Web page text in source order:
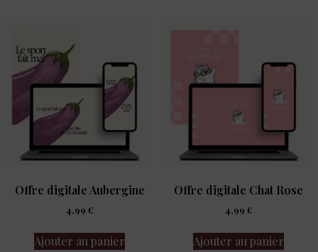
Offre digitale Aubergine
4,99 €
Ajouter au panier
Offre digitale Chat Rose
4,99 €
Ajouter au panier